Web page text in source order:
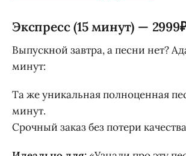
Экспресс (15 минут) —
Выпускной завтра, а песни нет?
минут:
Та же уникальная полноценная
минут.
Срочный заказ без потери